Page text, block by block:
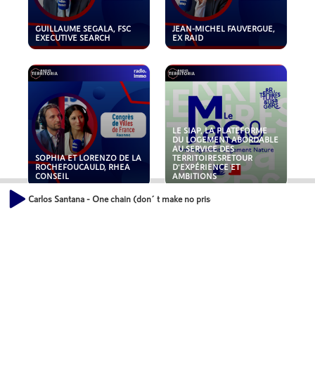
GUILLAUME SEGALA, FSC
EXECUTIVE SEARCH
JEAN-MICHEL FAUVERGUE,
EX RAID
SOPHIA ET LORENZO DE LA
ROCHEFOUCAULD, RHEA
CONSEIL
LE SIAP, LA PLATEFORME
DU LOGEMENT ABORDABLE
AU SERVICE DES
TERRITOIRESRETOUR
D'EXPÉRIENCE ET
AMBITIONS
Carlos Santana - One chain (don´t make no priso